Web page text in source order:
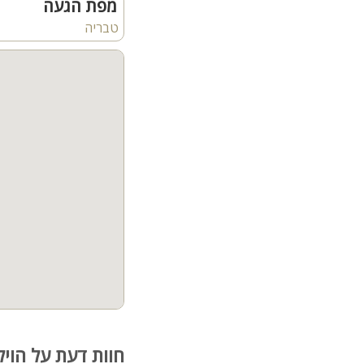
הוילה מתאימה לנופש משפחות,
חשוב לדעת:
מפת הגעה
טבריה
חוות דעת על